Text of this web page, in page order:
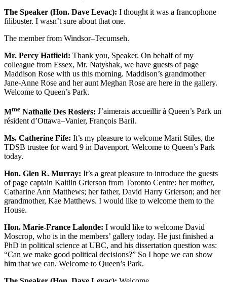
The Speaker (Hon. Dave Levac): I thought it was a francophone
filibuster. I wasn’t sure about that one.
The member from Windsor–Tecumseh.
Mr. Percy Hatfield: Thank you, Speaker. On behalf of my
colleague from Essex, Mr. Natyshak, we have guests of page
Maddison Rose with us this morning. Maddison’s grandmother
Jane-Anne Rose and her aunt Meghan Rose are here in the gallery.
Welcome to Queen’s Park.
Mme Nathalie Des Rosiers: J’aimerais accueillir à Queen’s Park un
résident d’Ottawa–Vanier, François Baril.
Ms. Catherine Fife: It’s my pleasure to welcome Marit Stiles, the
TDSB trustee for ward 9 in Davenport. Welcome to Queen’s Park
today.
Hon. Glen R. Murray: It’s a great pleasure to introduce the guests
of page captain Kaitlin Grierson from Toronto Centre: her mother,
Catharine Ann Matthews; her father, David Harry Grierson; and her
grandmother, Kae Matthews. I would like to welcome them to the
House.
Hon. Marie-France Lalonde: I would like to welcome David
Moscrop, who is in the members’ gallery today. He just finished a
PhD in political science at UBC, and his dissertation question was:
“Can we make good political decisions?” So I hope we can show
him that we can. Welcome to Queen’s Park.